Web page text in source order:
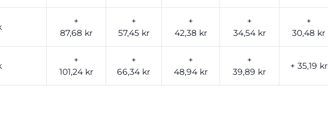
+
87,68 kr
+
57,45 kr
+
42,38 kr
+
34,54 kr
+
30,48 kr
+
101,24 kr
+
66,34 kr
+
48,94 kr
+
39,89 kr
+ 35,19 kr